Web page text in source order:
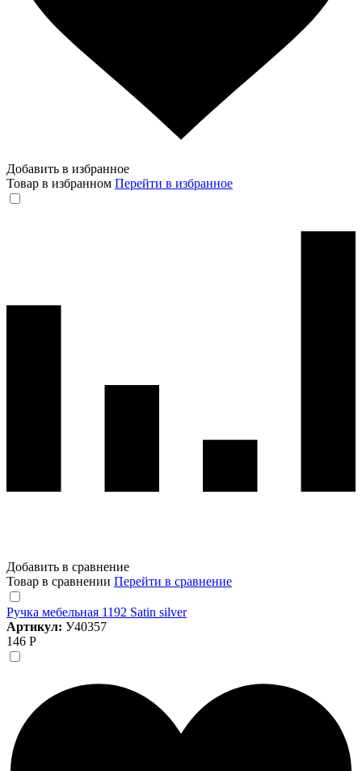
Добавить в избранное
Товар в избранном Перейти в избранное
Добавить в сравнение
Товар в сравнении Перейти в сравнение
Ручка мебельная 1192 Satin silver
Артикул: У40357
146 Р